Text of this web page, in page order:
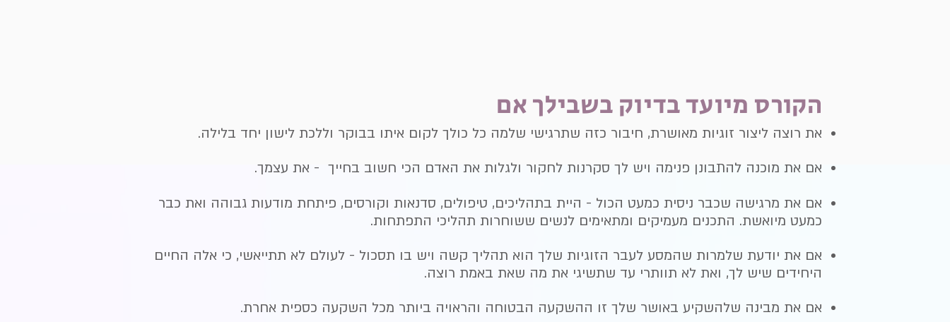
הקורס מיועד בדיוק בשבילך אם
את רוצה ליצור זוגיות מאושרת, חיבור כזה שתרגישי שלמה כל כולך לקום איתו בבוקר וללכת לישון יחד בלילה.
אם את מוכנה להתבונן פנימה ויש לך סקרנות לחקור ולגלות את האדם הכי חשוב בחייך - את עצמך.
אם את מרגישה שכבר ניסית כמעט הכול - היית בתהליכים, טיפולים, סדנאות וקורסים, פיתחת מודעות גבוהה ואת כבר
כמעט מיואשת. התכנים מעמיקים ומתאימים לנשים ששוחרות תהליכי התפתחות.
אם את יודעת שלמרות שהמסע לעבר הזוגיות שלך הוא תהליך קשה ויש בו תסכול - לעולם לא תתייאשי, כי אלה החיים
היחידים שיש לך, ואת לא תוותרי עד שתשיגי את מה שאת באמת רוצה.
אם את מבינה שלהשקיע באושר שלך זו ההשקעה הבטוחה והראויה ביותר מכל השקעה כספית אחרת.